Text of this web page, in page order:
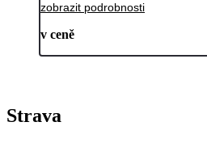
zobrazit podrobnosti
v ceně
Strava